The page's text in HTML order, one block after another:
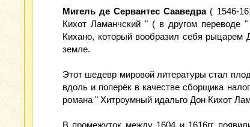
Мигель де Сервантес Сааведра( 1546-
Кихот Ламанчский " ( в другом переводе
Кихано, который вообразил себя рыцарем
земле.
Этот шедевр мировой литературы стал
вдоль и поперёк в качестве сборщика
романа " Хитроумный идальго Дон Кихот
В промежуток между 1604 и 1616гг.